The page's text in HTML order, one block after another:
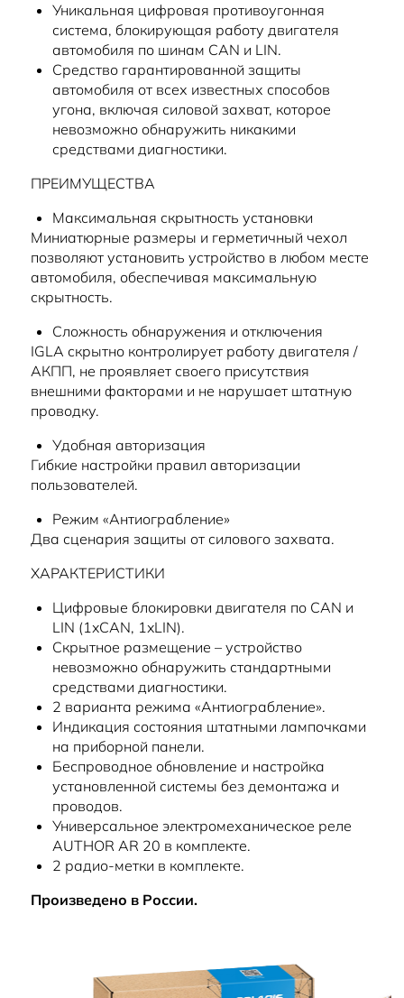
Уникальная цифровая противоугонная
система, блокирующая работу двигателя
автомобиля по шинам CAN и LIN.
Средство гарантированной защиты
автомобиля от всех известных способов
угона, включая силовой захват, которое
невозможно обнаружить никакими
средствами диагностики.
ПРЕИМУЩЕСТВА
Максимальная скрытность установки
Миниатюрные размеры и герметичный чехол
позволяют установить устройство в любом месте
автомобиля, обеспечивая максимальную
скрытность.
Сложность обнаружения и отключения
IGLA скрытно контролирует работу двигателя /
АКПП, не проявляет своего присутствия
внешними факторами и не нарушает штатную
проводку.
Удобная авторизация
Гибкие настройки правил авторизации
пользователей.
Режим «Антиограбление»
Два сценария защиты от силового захвата.
ХАРАКТЕРИСТИКИ
Цифровые блокировки двигателя по CAN и
LIN (1xCAN, 1xLIN).
Скрытное размещение – устройство
невозможно обнаружить стандартными
средствами диагностики.
2 варианта режима «Антиограбление».
Индикация состояния штатными лампочками
на приборной панели.
Беспроводное обновление и настройка
установленной системы без демонтажа и
проводов.
Универсальное электромеханическое реле
AUTHOR AR 20 в комплекте.
2 радио-метки в комплекте.
Произведено в России.